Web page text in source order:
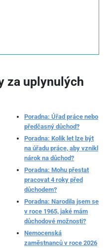
za uplynulých
Poradna: Úřad práce nebo
předčasný důchod?
Poradna: Kolik let lze být
na úřadu práce, aby vznikl
nárok na důchod?
Poradna: Mohu přestat
pracovat 4 roky před
důchodem?
Poradna: Narodila jsem se
v roce 1965, jaké mám
důchodové možnosti?
Nemocenská
zaměstnanců v roce 2026